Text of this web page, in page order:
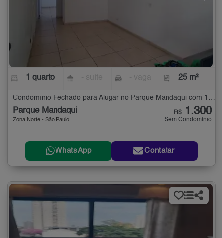
1 quarto 25 m²
Condomínio Fechado para Alugar no Parque Mandaqui com 1 quarto - 25 m²
Parque Mandaqui
Zona Norte - São Paulo
R$ 1.300
Sem Condomínio
WhatsApp Contatar